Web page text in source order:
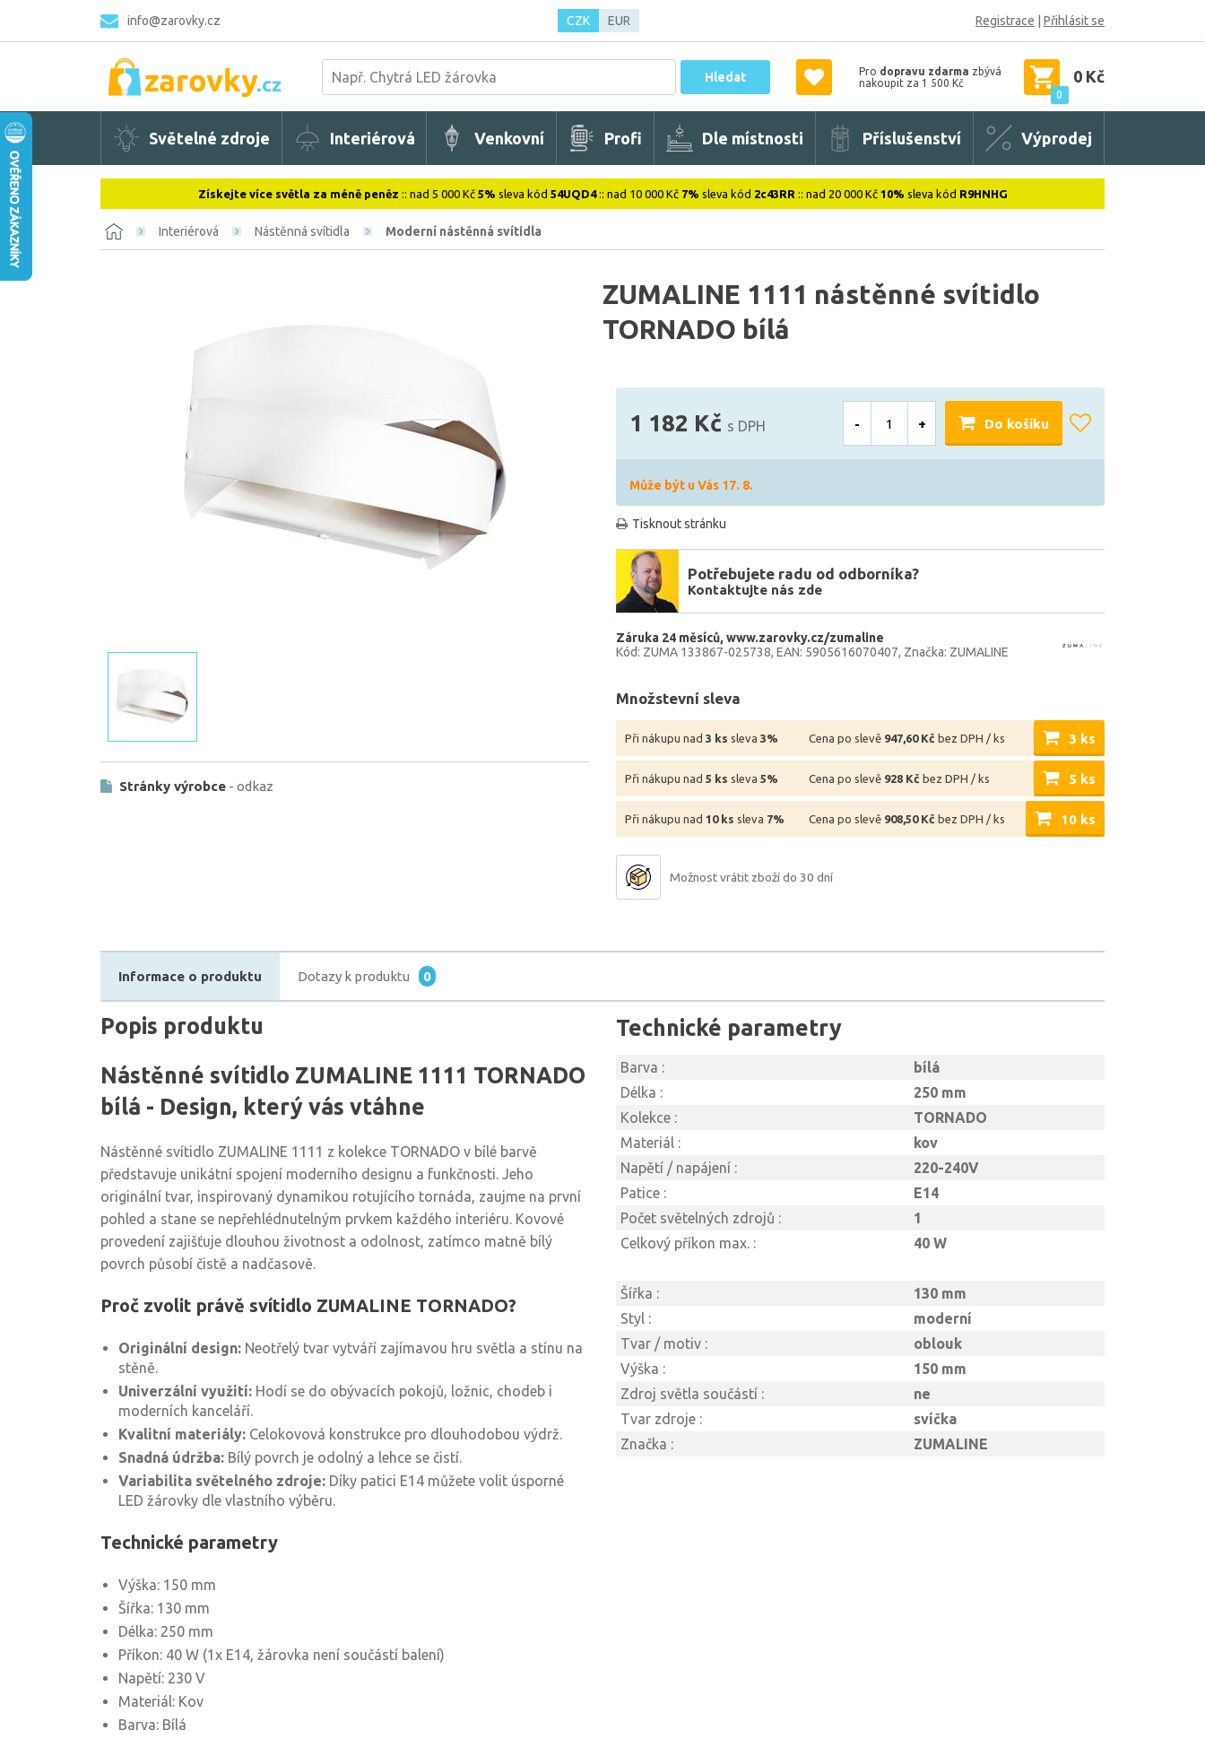
info@zarovky.cz CZK EUR Registrace Přihlásit se
Hledat Pro dopravu zdarma zbývá
nakoupit za 1 500 Kč
0
0 Kč
Světelné zdroje Interiérová Venkovní Profi Dle místnosti Příslušenství Výprodej
Získejte více světla za méně peněz :: nad 5 000 Kč 5% sleva kód 54UQD4:: nad 10 000 Kč 7% sleva kód 2c43RR :: nad 20 000 Kč 10% sleva kód R9HNHG
Interiérová Nástěnná svítidla Moderní nástěnná svítidla
ZUMALINE 1111 nástěnné svítidlo
TORNADO bílá
Stránky výrobce - odkaz
1 182 Kč s DPH - + Do košíku
Může být u Vás 17. 8.
Tisknout stránku
Potřebujete radu od odborníka?
Kontaktujte nás zde
Záruka 24 měsíců www.zarovky.cz/zumaline
Kód: ZUMA 133867-025738 EAN: 5905616070407 Značka: ZUMALINE
Množstevní sleva
Při nákupu nad 3 ks sleva 3% Cena po slevě 947,60 Kč bez DPH / ks 3 ks
Při nákupu nad 5 ks sleva 5% Cena po slevě 928 Kč bez DPH / ks 5 ks
Při nákupu nad 10 ks sleva 7% Cena po slevě 908,50 Kč bez DPH / ks 10 ks
Možnost vrátit zboží do 30 dní
Informace o produktu Dotazy k produktu 0
Popis produktu
Nástěnné svítidlo ZUMALINE 1111 TORNADO
bílá - Design, který vás vtáhne
Nástěnné svítidlo ZUMALINE 1111 z kolekce TORNADO v bílé barvě
představuje unikátní spojení moderního designu a funkčnosti. Jeho
originální tvar, inspirovaný dynamikou rotujícího tornáda, zaujme na první
pohled a stane se nepřehlédnutelným prvkem každého interiéru. Kovové
provedení zajišťuje dlouhou životnost a odolnost, zatímco matně bílý
povrch působí čistě a nadčasově.
Proč zvolit právě svítidlo ZUMALINE TORNADO?
Originální design: Neotřelý tvar vytváří zajímavou hru světla a stínu na
stěně.
Univerzální využití: Hodí se do obývacích pokojů, ložnic, chodeb i
moderních kanceláří.
Kvalitní materiály: Celokovová konstrukce pro dlouhodobou výdrž.
Snadná údržba: Bílý povrch je odolný a lehce se čistí.
Variabilita světelného zdroje: Díky patici E14 můžete volit úsporné
LED žárovky dle vlastního výběru.
Technické parametry
Výška: 150 mm
Šířka: 130 mm
Délka: 250 mm
Příkon: 40 W (1x E14, žárovka není součástí balení)
Napětí: 230 V
Materiál: Kov
Barva: Bílá
Technické parametry
Barva :
bílá
Délka :
250 mm
Kolekce :
TORNADO
Materiál :
kov
Napětí / napájení :
220-240V
Patice :
E14
Počet světelných zdrojů :
1
Celkový příkon max. :
40 W
Šířka :
130 mm
Styl :
moderní
Tvar / motiv :
oblouk
Výška :
150 mm
Zdroj světla součástí :
ne
Tvar zdroje :
svíčka
Značka :
ZUMALINE